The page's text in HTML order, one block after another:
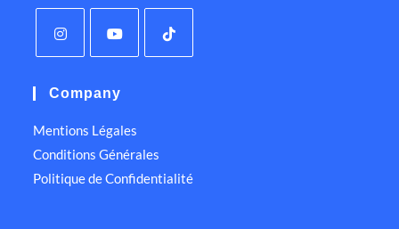
Company
Mentions Légales
Conditions Générales
Politique de Confidentialité